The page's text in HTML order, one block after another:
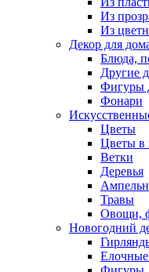
Из
Из
Декор для
Блюда,
Другие
Фигуры
Фонари
Цветы
Цветы в
Ветки
Деревья
Травы
Овощи,
Новогодний